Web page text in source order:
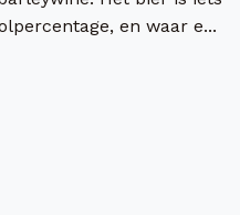
en waar e...